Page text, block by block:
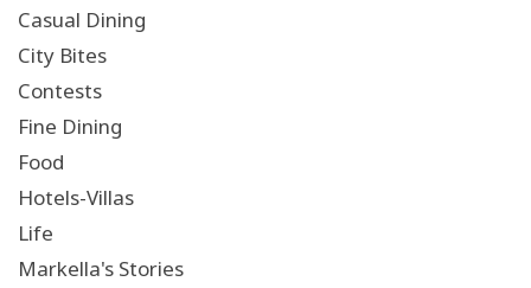
Casual Dining
City Bites
Contests
Fine Dining
Food
Hotels-Villas
Life
Markella's Stories